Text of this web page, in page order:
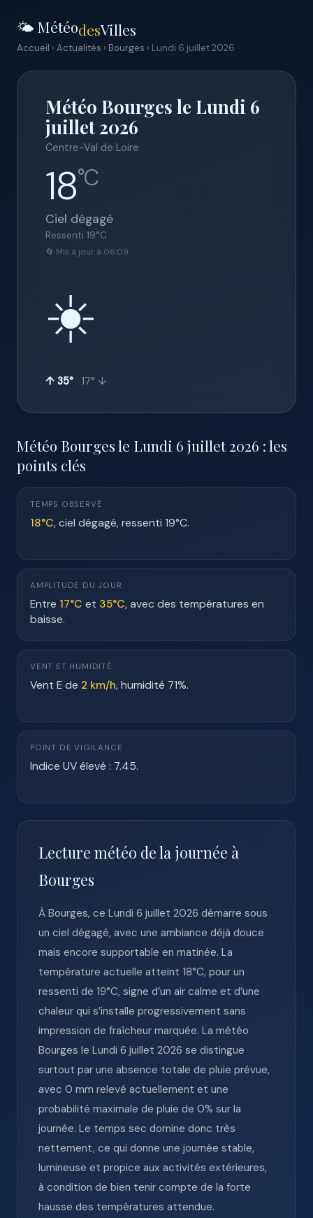
🌤️ MétéodesVilles
Accueil › Actualités › Bourges › Lundi 6 juillet 2026
Météo Bourges le Lundi 6
juillet 2026
Centre-Val de Loire
18°C
Ciel dégagé
Ressenti 19°C
🔄 Mis à jour à 06:09
☀️
↑ 35° 17° ↓
Météo Bourges le Lundi 6 juillet 2026 : les
points clés
TEMPS OBSERVÉ
18°C, ciel dégagé, ressenti 19°C.
AMPLITUDE DU JOUR
Entre 17°C et 35°C, avec des températures en
baisse.
VENT ET HUMIDITÉ
Vent E de 2 km/h, humidité 71%.
POINT DE VIGILANCE
Indice UV élevé : 7.45.
Lecture météo de la journée à
Bourges
À Bourges, ce Lundi 6 juillet 2026 démarre sous
un ciel dégagé, avec une ambiance déjà douce
mais encore supportable en matinée. La
température actuelle atteint 18°C, pour un
ressenti de 19°C, signe d’un air calme et d’une
chaleur qui s’installe progressivement sans
impression de fraîcheur marquée. La météo
Bourges le Lundi 6 juillet 2026 se distingue
surtout par une absence totale de pluie prévue,
avec 0 mm relevé actuellement et une
probabilité maximale de pluie de 0% sur la
journée. Le temps sec domine donc très
nettement, ce qui donne une journée stable,
lumineuse et propice aux activités extérieures,
à condition de bien tenir compte de la forte
hausse des températures attendue.